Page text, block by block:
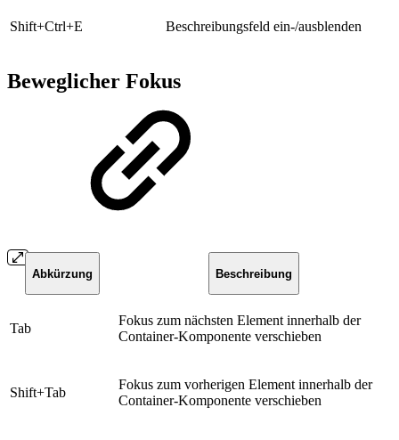
​Shift+Ctrl+E Beschreibungsfeld ein-/ausblenden
Beweglicher Fokus
Abkürzung Beschreibung
​Tab
Fokus zum nächsten Element innerhalb der
Container-Komponente verschieben
​Shift+Tab
​Fokus zum vorherigen Element innerhalb der
Container-Komponente verschieben